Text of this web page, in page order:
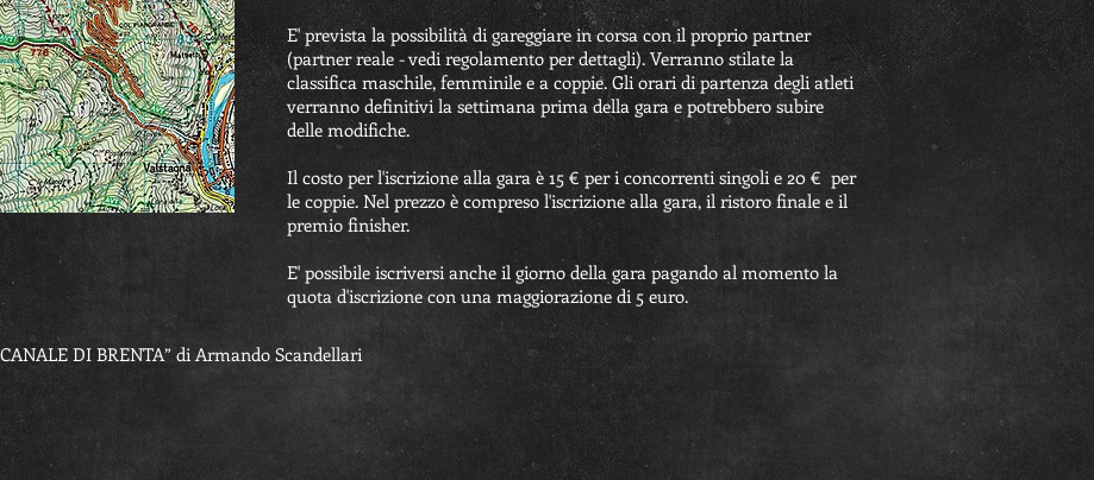
E' prevista la possibilità di gareggiare in corsa con il proprio partner
(partner reale - vedi regolamento per dettagli). Verranno stilate la
classifica maschile, femminile e a coppie. Gli orari di partenza degli atleti
verranno definitivi la settimana prima della gara e potrebbero subire
delle modifiche.
Il costo per l'iscrizione alla gara è 15 € per i concorrenti singoli e 20 € per
le coppie. Nel prezzo è compreso l'iscrizione alla gara, il ristoro finale e il
premio finisher.
E' possibile iscriversi anche il giorno della gara pagando al momento la
quota d'iscrizione con una maggiorazione di 5 euro.
DI BRENTA” di Armando Scandellari